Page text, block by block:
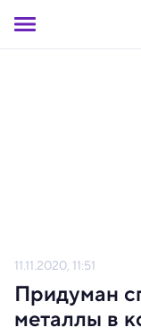
11.11.2020, 11:51
Придуман
металлы в